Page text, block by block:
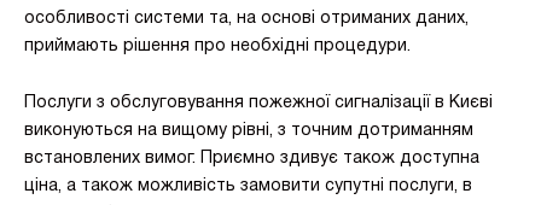
особливості системи та, на основі отриманих даних,
приймають рішення про необхідні процедури.
Послуги з обслуговування пожежної сигналізації в Києві
виконуються на вищому рівні, з точним дотриманням
встановлених вимог. Приємно здивує також доступна
ціна, а також можливість замовити супутні послуги, в